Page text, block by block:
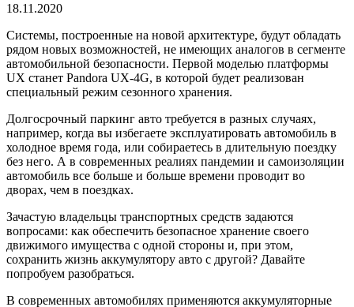
18.11.2020
Системы, построенные на новой архитектуре, будут обладать
рядом новых возможностей, не имеющих аналогов в сегменте
автомобильной безопасности. Первой моделью платформы
UX станет Pandora UX-4G, в которой будет реализован
специальный режим сезонного хранения.
Долгосрочный паркинг авто требуется в разных случаях,
например, когда вы избегаете эксплуатировать автомобиль в
холодное время года, или собираетесь в длительную поездку
без него. А в современных реалиях пандемии и самоизоляции
автомобиль все больше и больше времени проводит во
дворах, чем в поездках.
Зачастую владельцы транспортных средств задаются
вопросами: как обеспечить безопасное хранение своего
движимого имущества с одной стороны и, при этом,
сохранить жизнь аккумулятору авто с другой? Давайте
попробуем разобраться.
В современных автомобилях применяются аккумуляторные